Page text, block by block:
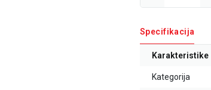
Specifikacija
Karakteristike
Kategorija